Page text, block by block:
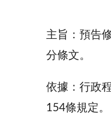
主旨：預告
分條文。
依據：行政
154條規定。